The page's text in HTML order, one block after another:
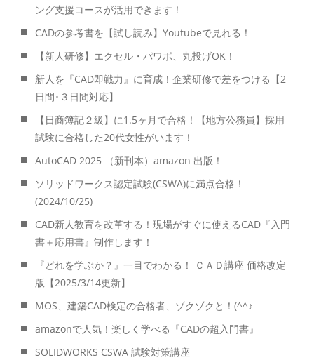
ング支援コースが活用できます！
CADの参考書を【試し読み】Youtubeで見れる！
【新人研修】エクセル・パワポ、丸投げOK！
新人を『CAD即戦力』に育成！企業研修で差をつける【2
日間･３日間対応】
【日商簿記２級】に1.5ヶ月で合格！【地方公務員】採用
試験に合格した20代女性がいます！
AutoCAD 2025 （新刊本）amazon 出版！
ソリッドワークス認定試験(CSWA)に満点合格！
(2024/10/25)
CAD新人教育を改革する！現場がすぐに使えるCAD『入門
書＋応用書』制作します！
『どれを学ぶか？』一目でわかる！ ＣＡＤ講座 価格改定
版【2025/3/14更新】
MOS、建築CAD検定の合格者、ゾクゾクと！(^^♪
amazonで人気！楽しく学べる『CADの超入門書』
SOLIDWORKS CSWA 試験対策講座